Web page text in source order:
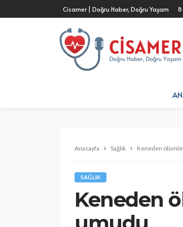
Cisamer | Doğru Haber, Doğru Yaşam 8
Anasayfa Sağlık Keneden ölümler
SAĞLIK
Keneden